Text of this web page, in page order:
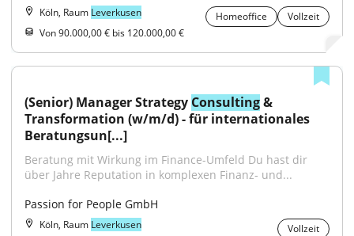
Köln, Raum Leverkusen Homeoffice
Vollzeit
Von 90.000,00 € bis 120.000,00 €
(Senior) Manager Strategy Consulting &
Transformation (w/m/d) - für internationales
Beratungsun[...]
Beratung mit Wirkung im Finance-Umfeld Du hast dir
über Jahre Reputation in komplexen Finanz‑ und...
Passion for People GmbH
Köln, Raum Leverkusen
Vollzeit